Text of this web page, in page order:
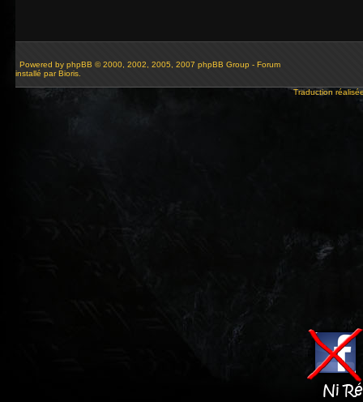
Powered by phpBB © 2000, 2002, 2005, 2007 phpBB Group - Forum
installé par Bioris.
Traduction